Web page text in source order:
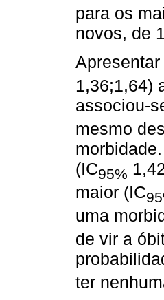
para os
novos, de
1,36;1,64)
associou-
mesmo
(IC95%
maior (IC
uma
de vir a
ter